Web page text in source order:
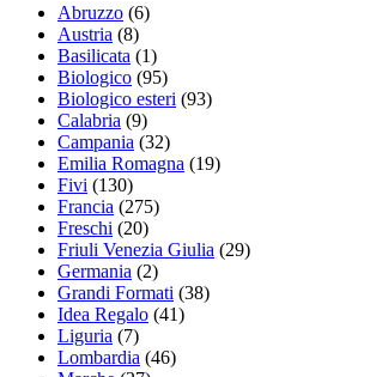
Abruzzo (6)
Austria (8)
Basilicata (1)
Biologico (95)
Biologico esteri (93)
Calabria (9)
Campania (32)
Emilia Romagna (19)
Fivi (130)
Francia (275)
Freschi (20)
Friuli Venezia Giulia (29)
Germania (2)
Grandi Formati (38)
Idea Regalo (41)
Liguria (7)
Lombardia (46)